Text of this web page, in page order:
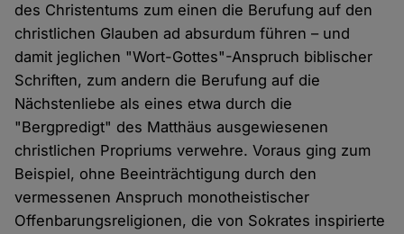
des Christentums zum einen die Berufung auf den
christlichen Glauben ad absurdum führen – und
damit jeglichen "Wort-Gottes"-Anspruch biblischer
Schriften, zum andern die Berufung auf die
Nächstenliebe als eines etwa durch die
"Bergpredigt" des Matthäus ausgewiesenen
christlichen Propriums verwehre. Voraus ging zum
Beispiel, ohne Beeinträchtigung durch den
vermessenen Anspruch monotheistischer
Offenbarungsreligionen, die von Sokrates inspirierte